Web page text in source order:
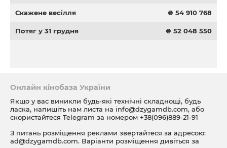
Скажене весілля ₴ 54 910 768
Потяг у 31 грудня ₴ 52 048 550
Онлайн кінобаза України
Якщо у вас виникли будь-які технічні складнощі, будь
ласка, напишіть нам листа на info@dzygamdb.com, або
скористайтеся Telegram за номером +38(096)889-21-91
З питань розміщення реклами звертайтеся за адресою:
ad@dzygamdb.com. Варіанти розміщення дивіться за